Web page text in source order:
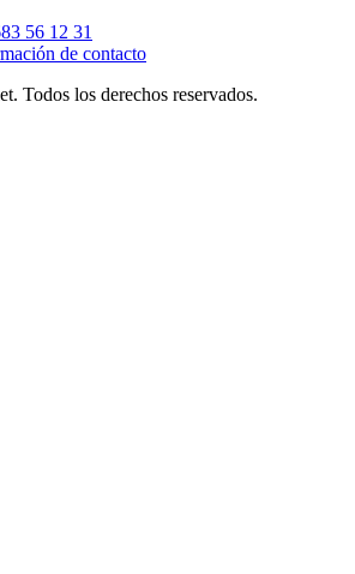
56 12 31
de contacto
Todos los derechos reservados.